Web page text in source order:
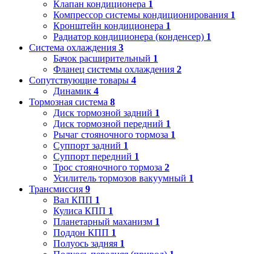
Клапан кондиционера 1
Компрессор системы кондиционирования 1
Кронштейн кондиционера 1
Радиатор кондиционера (конденсер) 1
Система охлаждения 3
Бачок расширительный 1
Фланец системы охлаждения 2
Сопутствующие товары 4
Динамик 4
Тормозная система 8
Диск тормозной задний 1
Диск тормозной передний 1
Рычаг стояночного тормоза 1
Суппорт задний 1
Суппорт передний 1
Трос стояночного тормоза 2
Усилитель тормозов вакуумный 1
Трансмиссия 9
Вал КПП 1
Кулиса КПП 1
Планетарный маханизм 1
Поддон КПП 1
Полуось задняя 1